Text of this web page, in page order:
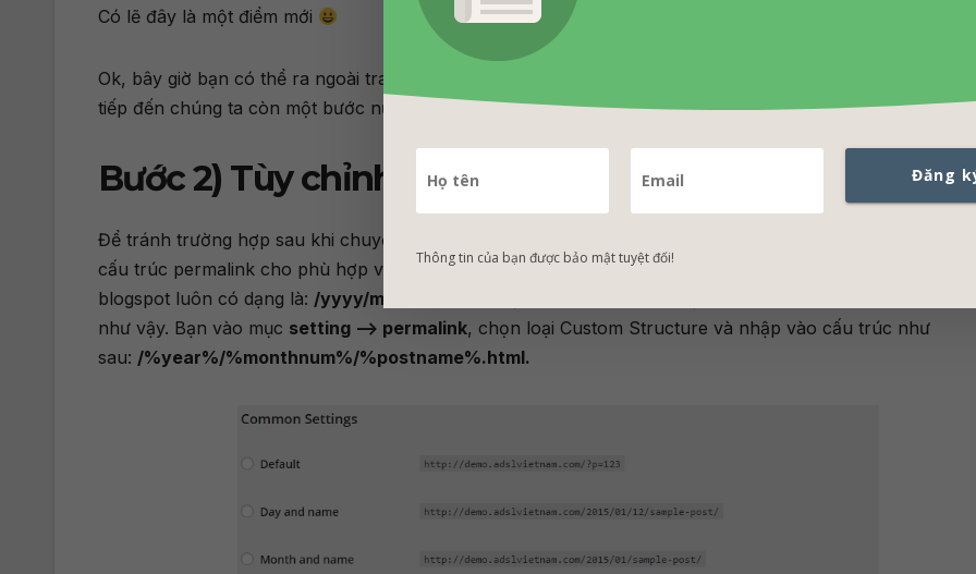
Có lẽ đây là một điểm mới
Ok, bây giờ bạn có thể ra ngoài trang chủ và cảm nhận coi đã import được chưa, được rồi thì chưa xong
tiếp đến chúng ta còn một bước nữa là tùy chỉnh pemarklink.
Bước 2) Tùy chỉnh Permalink trong wordpress
Để tránh trường hợp sau khi chuyển dư liệu sang WordPress thì xuất hiện link đứt gãy, bạn cần tùy chỉnh
cấu trúc permalink cho phù hợp với dạng link của blogspot. Theo mặc định, link của blog xây dựng trên
blogspot luôn có dạng là: /yyyy/mm/post.html,
như vậy. Bạn vào mục setting –> permalink, chọn loại Custom Structure và nhập vào cấu trúc như
sau: /%year%/%monthnum%/%postname%.html.
Đăng
Thông tin của bạn được bảo mật tuyệt đối!